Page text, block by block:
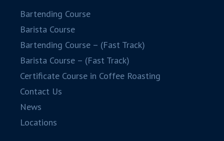
Bartending Course
Barista Course
Bartending Course – (Fast Track)
Barista Course – (Fast Track)
Certificate Course in Coffee Roasting
Contact Us
News
Locations